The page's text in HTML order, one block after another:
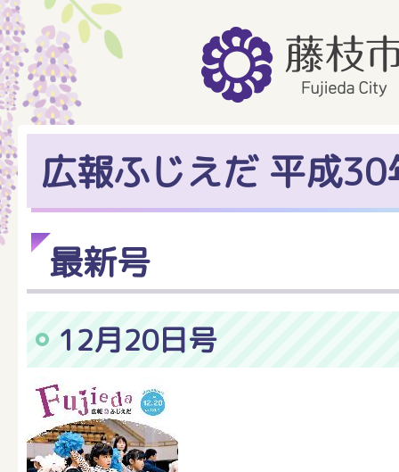
広報ふじえだ 平成30
最新号
12月20日号